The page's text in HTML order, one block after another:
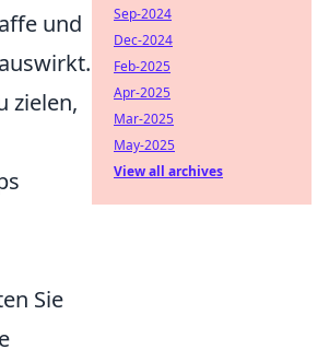
und
zielen,
Sie
Sep-2024
Dec-2024
Feb-2025
Apr-2025
Mar-2025
May-2025
View all archives